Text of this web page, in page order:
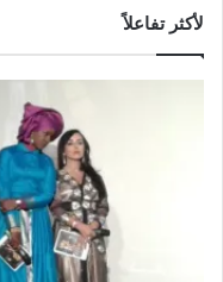
لأكثر تفاعلاً